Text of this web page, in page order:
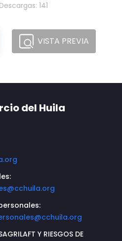
Descargas: 141
VISTA PREVIA
del Huila
Y RIESGOS DE